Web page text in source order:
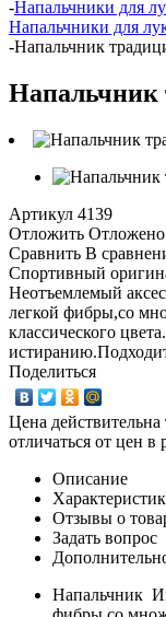
-Напальчники для
Напальчники для
-Напальчник
Напальчник
Артикул 4139
Отложить Отложено
Сравнить В
Спортивный
Неотъемлемый
легкой фибры,со
классического
Поделиться
Цена
отличаться от цен
Описание
Отзывы о
Задать вопрос
Напальчник